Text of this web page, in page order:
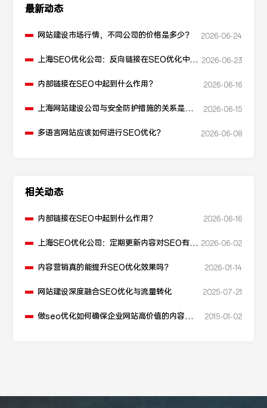
最新动态
网站建设市场行情，不同公司的价格是多少？ 2026-06-24
上海SEO优化公司：反向链接在SEO优化中起 2026-06-23
内部链接在SEO中起到什么作用？ 2026-06-16
上海网站建设公司与安全防护措施的关系是什
2026-06-15
多语言网站应该如何进行SEO优化？ 2026-06-08
相关动态
内部链接在SEO中起到什么作用？ 2026-06-16
上海SEO优化公司：定期更新内容对SEO有什 2026-06-02
内容营销真的能提升SEO优化效果吗？ 2026-01-14
网站建设深度融合SEO优化与流量转化 2025-07-21
做seo优化如何确保企业网站高价值的内容更
2019-01-02